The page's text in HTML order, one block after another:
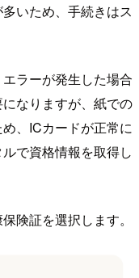
いため、手続きはス
ラーが発生した場合
なりますが、紙での
、ICカードが正常に
で資格情報を取得し
険証を選択します。